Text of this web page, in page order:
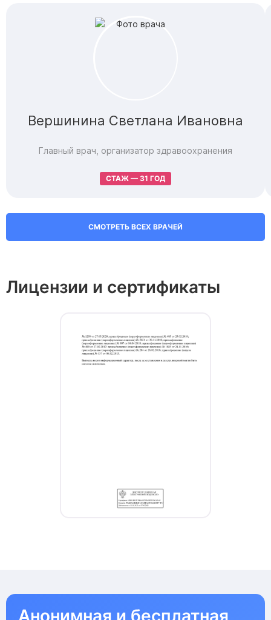
Вершинина Светлана Ивановна
Главный врач, организатор здравоохранения
СТАЖ — 31 ГОД
СМОТРЕТЬ ВСЕХ ВРАЧЕЙ
Лицензии и сертификаты
Анонимная и бесплатная